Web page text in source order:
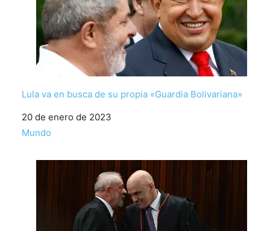
Lula va en busca de su propia «Guardia Bolivariana»
Fecha
20 de enero de 2023
Respecto a
Mundo